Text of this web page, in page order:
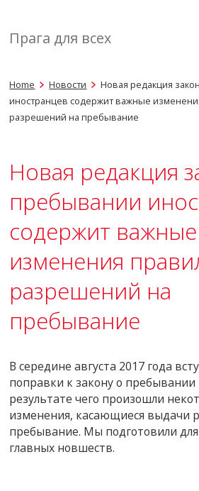
Прага для всех
Home Новости
Новая редакция
иностранцев содержит важные
разрешений на пребывание
Новая редакция
пребывании
содержит важные
изменения
разрешений на
пребывание
В середине августа 2017 года
поправки к закону о
результате чего произошли
изменения, касающиеся выдачи
пребывание. Мы подготовили
главных новшеств.